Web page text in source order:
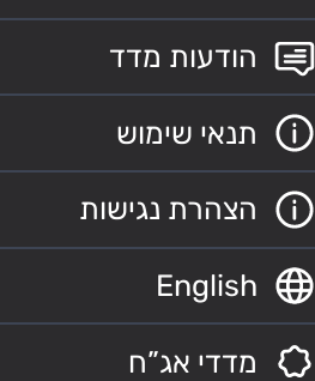
הודעות מדד
תנאי שימוש
הצהרת נגישות
English
מדדי אג”ח